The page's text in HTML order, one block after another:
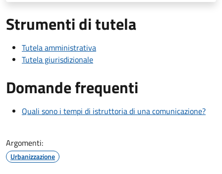
Strumenti di tutela
Tutela amministrativa
Tutela giurisdizionale
Domande frequenti
Quali sono i tempi di istruttoria di una comunicazione?
Argomenti:
Urbanizzazione